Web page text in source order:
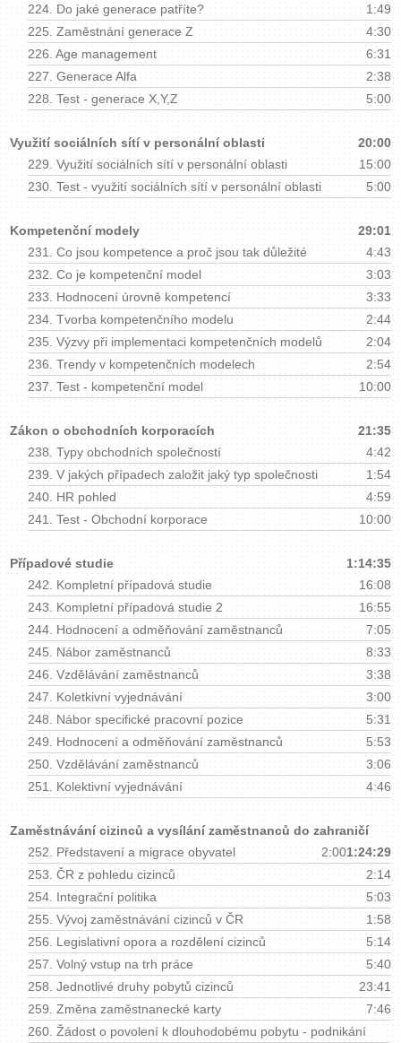
224. Do jaké generace patříte?
1:49
225. Zaměstnání generace Z
4:30
226. Age management
6:31
227. Generace Alfa
2:38
228. Test - generace X,Y,Z 5:00
Využití sociálních sítí v personální oblasti
20:00
229. Využití sociálních sítí v personální oblasti
15:00
230. Test - využití sociálních sítí v personální oblasti 5:00
Kompetenční modely
29:01
231. Co jsou kompetence a proč jsou tak důležité
4:43
232. Co je kompetenční model
3:03
233. Hodnocení úrovně kompetencí
3:33
234. Tvorba kompetenčního modelu
2:44
235. Výzvy při implementaci kompetenčních modelů
2:04
236. Trendy v kompetenčních modelech
2:54
237. Test - kompetenční model 10:00
Zákon o obchodních korporacích
21:35
238. Typy obchodních společností
4:42
239. V jakých případech založit jaký typ společnosti
1:54
240. HR pohled
4:59
241. Test - Obchodní korporace 10:00
Případové studie
1:14:35
242. Kompletní případová studie
16:08
243. Kompletní případová studie 2
16:55
244. Hodnocení a odměňování zaměstnanců
7:05
245. Nábor zaměstnanců
8:33
246. Vzdělávání zaměstnanců
3:38
247. Koletkivní vyjednávání
3:00
248. Nábor specifické pracovní pozice
5:31
249. Hodnocení a odměňování zaměstnanců
5:53
250. Vzdělávání zaměstnanců
3:06
251. Kolektivní vyjednávání 4:46
Zaměstnávání cizinců a vysílání zaměstnanců do zahraničí
1:24:29
252. Představení a migrace obyvatel
2:00
253. ČR z pohledu cizinců
2:14
254. Integrační politika
5:03
255. Vývoj zaměstnávání cizinců v ČR
1:58
256. Legislativní opora a rozdělení cizinců
5:14
257. Volný vstup na trh práce
5:40
258. Jednotlivé druhy pobytů cizinců
23:41
259. Změna zaměstnanecké karty
7:46
260. Žádost o povolení k dlouhodobému pobytu - podnikání